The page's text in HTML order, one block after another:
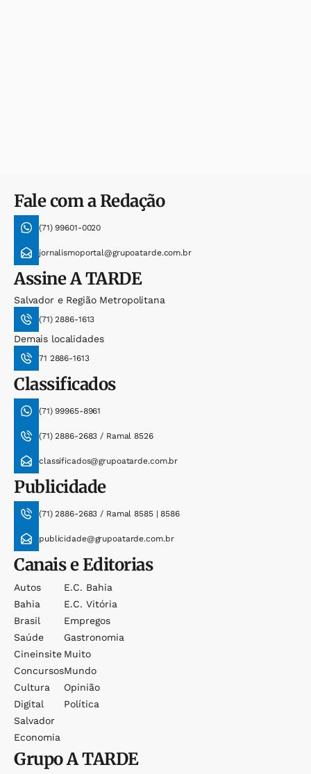
Fale com a Redação
(71) 99601-0020
jornalismoportal@grupoatarde.com.br
AssineA TARDE
Salvador e Região Metropolitana
(71) 2886-1613
Demais localidades
71 2886-1613
Classificados
(71) 99965-8961
(71) 2886-2683 / Ramal 8526
classificados@grupoatarde.com.br
Publicidade
(71) 2886-2683 / Ramal 8585 | 8586
publicidade@grupoatarde.com.br
Canais e Editorias
Autos
Bahia
Brasil
Saúde
Cineinsite
Concursos
Cultura
Digital
Salvador
Economia
E.c. Bahia
E.c. Vitória
Empregos
Gastronomia
Muito
Mundo
Opinião
Política
GrupoA TARDE